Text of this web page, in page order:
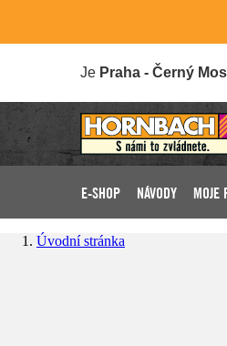
Je Praha - Černý
E-SHOP NÁVODY MOJE
Úvodní stránka